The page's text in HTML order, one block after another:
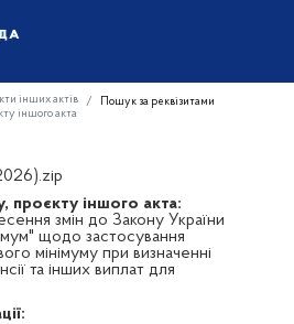
інших актів
Пошук за реквізитами
іншого акта
проєкту іншого акта:
змін до Закону України
щодо застосування
мінімуму при визначенні
та інших виплат для